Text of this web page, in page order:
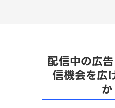
配信中の広
信機会を広